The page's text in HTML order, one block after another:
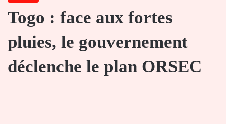
Togo : face aux fortes
pluies, le gouvernement
déclenche le plan ORSEC